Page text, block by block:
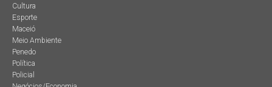
Cultura
Esporte
Maceió
Meio Ambiente
Penedo
Política
Policial